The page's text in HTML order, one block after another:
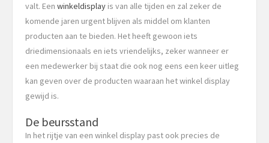
valt. Een winkeldisplay is van alle tijden en zal zeker de
komende jaren urgent blijven als middel om klanten
producten aan te bieden. Het heeft gewoon iets
driedimensionaals en iets vriendelijks, zeker wanneer er
een medewerker bij staat die ook nog eens een keer uitleg
kan geven over de producten waaraan het winkel display
gewijd is.
De beursstand
In het rijtje van een winkel display past ook precies de